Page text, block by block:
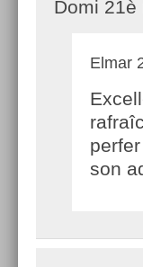
Domi
Elmar
son